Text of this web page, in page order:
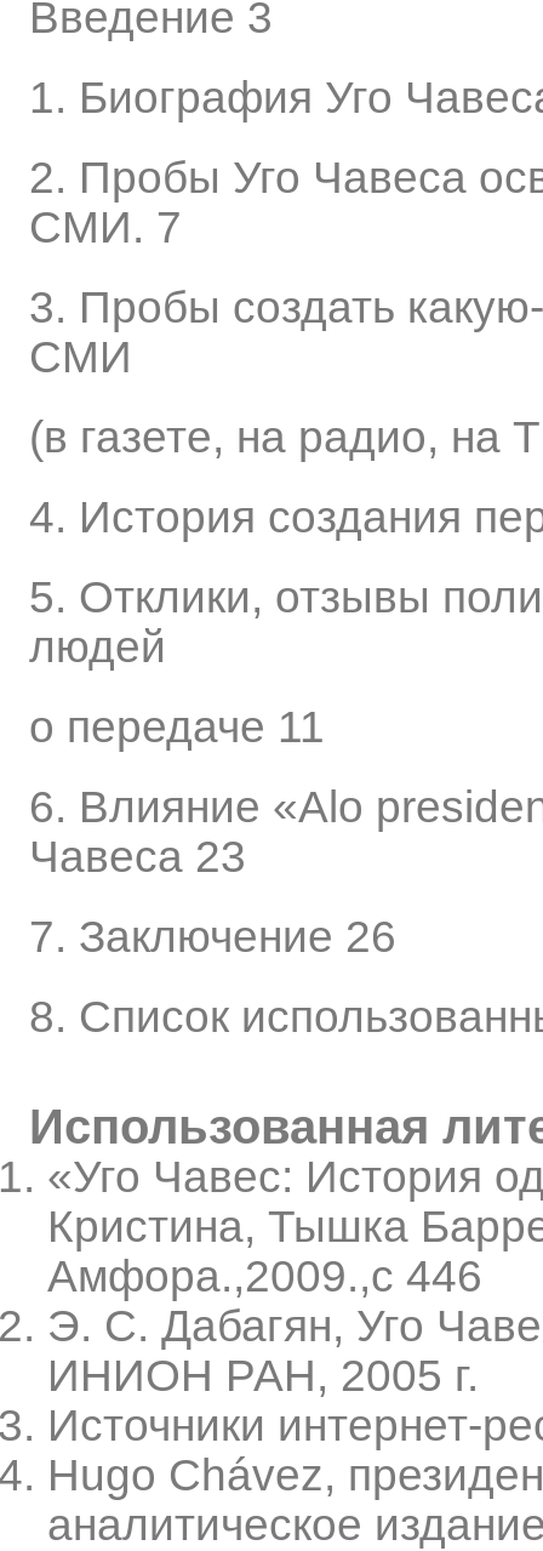
Введение 3
1. Биография Уго
2. Пробы Уго Чавеса
СМИ. 7
3. Пробы создать
СМИ
(в газете, на радио, на
4. История создания
5. Отклики, отзывы
людей
о передаче 11
6. Влияние «Alo
Чавеса 23
7. Заключение 26
8. Список
Использованная
«Уго Чавес: История
Кристина, Тышка
Амфора.,2009.,с 446
Э. С. Дабагян, Уго
ИНИОН РАН, 2005 г.
Источники интернет-
Hugo Chávez,
аналитическое